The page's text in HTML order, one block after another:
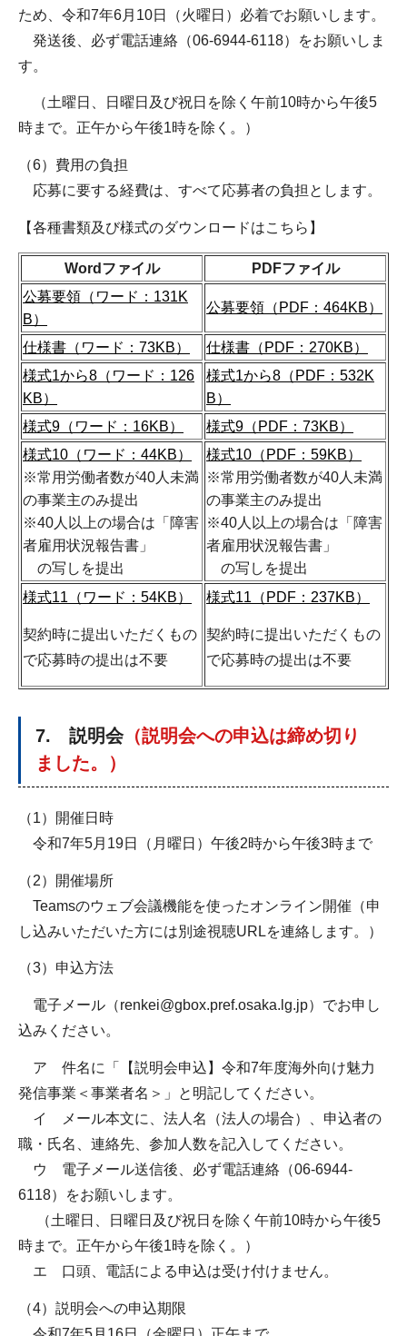
ため、令和7年6月10日（火曜日）必着でお願いします。
発送後、必ず電話連絡（06-6944-6118）をお願いしま
す。
（土曜日、日曜日及び祝日を除く午前10時から午後5
時まで。正午から午後1時を除く。）
（6）費用の負担
応募に要する経費は、すべて応募者の負担とします。
【各種書類及び様式のダウンロードはこちら】
Wordファイル
PDFファイル
公募要領（ワード：131K
B）
公募要領（PDF：464KB）
仕様書（ワード：73KB）
仕様書（PDF：270KB）
様式1から8（ワード：126
KB）
様式1から8（PDF：532K
B）
様式9（ワード：16KB）
様式9（PDF：73KB）
様式10（ワード：44KB）
※常用労働者数が40人未満
の事業主のみ提出
※40人以上の場合は「障害
者雇用状況報告書」
の写しを提出
様式10（PDF：59KB）
※常用労働者数が40人未満
の事業主のみ提出
※40人以上の場合は「障害
者雇用状況報告書」
の写しを提出
様式11（ワード：54KB）
契約時に提出いただくもの
で応募時の提出は不要
様式11（PDF：237KB）
契約時に提出いただくもの
で応募時の提出は不要
7. 説明会（説明会への申込は締め切り
ました。）
（1）開催日時
令和7年5月19日（月曜日）午後2時から午後3時まで
（2）開催場所
Teamsのウェブ会議機能を使ったオンライン開催（申
し込みいただいた方には別途視聴URLを連絡します。）
（3）申込方法
電子メール（renkei@gbox.pref.osaka.lg.jp）でお申し
込みください。
ア 件名に「【説明会申込】令和7年度海外向け魅力
発信事業＜事業者名＞」と明記してください。
イ メール本文に、法人名（法人の場合）、申込者の
職・氏名、連絡先、参加人数を記入してください。
ウ 電子メール送信後、必ず電話連絡（06-6944-
6118）をお願いします。
（土曜日、日曜日及び祝日を除く午前10時から午後5
時まで。正午から午後1時を除く。）
エ 口頭、電話による申込は受け付けません。
（4）説明会への申込期限